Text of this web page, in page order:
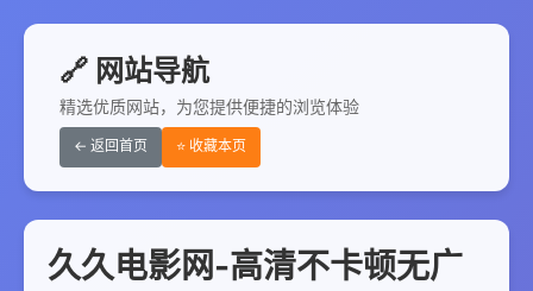
🔗 网站导航
精选优质网站，为您提供便捷的浏览体验
← 返回首页 ⭐ 收藏本页
久久电影网-高清不卡顿无广